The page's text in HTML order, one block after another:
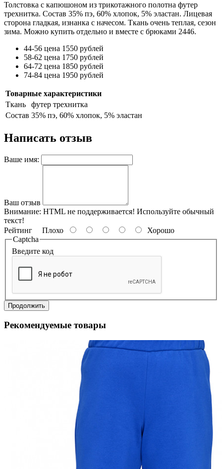
Толстовка с капюшоном из трикотажного полотна футер
трехнитка. Состав 35% пэ, 60% хлопок, 5% эластан. Лицевая
сторона гладкая, изнанка с начесом. Ткань очень теплая, сезон
зима. Можно купить отдельно и вместе с брюками 2446.
44-56 цена 1550 рублей
58-62 цена 1750 рублей
64-72 цена 1850 рублей
74-84 цена 1950 рублей
Товарные характеристики
Ткань
футер трехнитка
Состав 35% пэ, 60% хлопок, 5% эластан
Написать отзыв
Ваше имя:
Ваш отзыв
Внимание: HTML не поддерживается! Используйте обычный
текст!
Рейтинг Плохо
Хорошо
Captcha
Введите код
Продолжить
Рекомендуемые товары